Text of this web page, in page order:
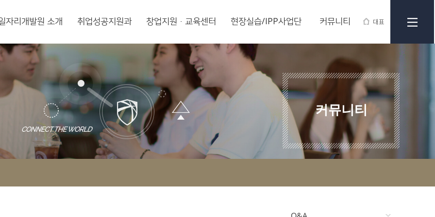
대표
자리개발원 소개 취업성공지원과 창업지원·교육센터 현장실습/IPP사업단 커뮤니티
커뮤니티